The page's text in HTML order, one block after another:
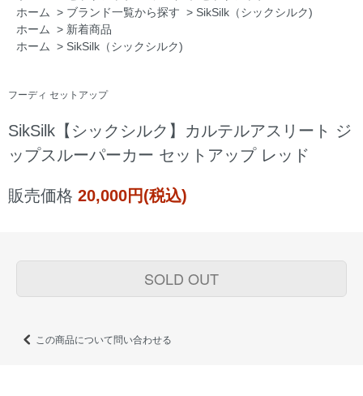
ホーム > ブランド一覧から探す > SikSilk（シックシルク)
ホーム > 新着商品
ホーム > SikSilk（シックシルク)
フーディ セットアップ
SikSilk【シックシルク】カルテルアスリート ジ
ップスルーパーカー セットアップ レッド
販売価格 20,000円(税込)
SOLD OUT
この商品について問い合わせる